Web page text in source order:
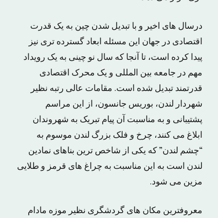
درسال های اخیر و با تبدیل شدن چین به یک قدرت
اقتصادی در جهان این مسئله ابعاد گسترده تری نیز
پیدا کرده است، تا آنجا که سال نو چینی به یک رویداد
مهم در جامعه بین المللی و یک محرک اقتصادی
قدرتمند تبدیل شده است. مقامات عالی رتبه نظیر
شهردار لندن، بوریس جانسون، از این مراسم
پشتیبانی و به مناسبت آن پیام تبریک به شهروندان
ابلاغ می کنند، چرخ و فلک بزرگ لندن موسوم به
“چشم لندن” که یکی از شاخص ترین بناهای نمادین
لندن است به این مناسبت به چراغ های قرمز و طلایی
مزین می شود.
معروفترین مکان های گردشگری نظیر موزه مادام